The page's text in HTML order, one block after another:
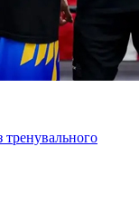
тренувального